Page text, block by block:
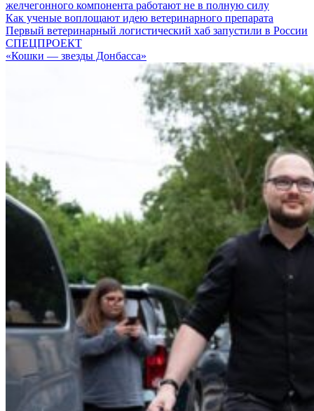
желчегонного компонента работают не в полную силу
Как ученые воплощают идею ветеринарного препарата
Первый ветеринарный логистический хаб запустили в России
СПЕЦПРОЕКТ
«Кошки — звезды Донбасса»